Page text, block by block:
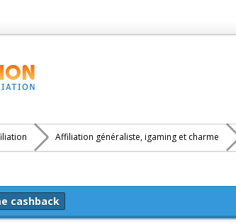
Affiliation généraliste, igaming et charme
cashback